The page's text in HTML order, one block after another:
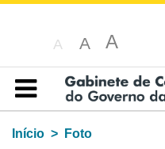
A A A
Índice
Início
Foto